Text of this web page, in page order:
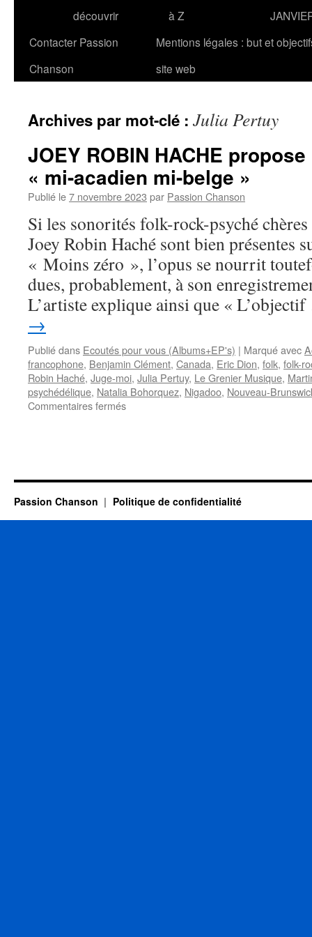
découvrir
à Z
Contacter Passion
Chanson
Mentions légales : but et
site web
Archives par mot-clé : Julia Pertuy
JOEY ROBIN HACHE
« mi-acadien mi-belge »
Publié le7 novembre 2023 par Passion Chanson
Si les sonorités folk-rock-psyché
Joey Robin Haché sont bien présentes
« Moins zéro », l’opus se nourrit
dues, probablement, à son
L’artiste explique ainsi que «
→
Publié dans Ecoutés pour vous (Albums+EP's) | Marqué avec
francophone, Benjamin Clément, Canada, Eric Dion, folk, folk-
Robin Haché, Juge-moi, Julia Pertuy, Le Grenier Musique,
psychédélique, Natalia Bohorquez, Nigadoo, Nouveau-
Commentaires ferméssur
album
Passion Chanson Politique de confidentialité